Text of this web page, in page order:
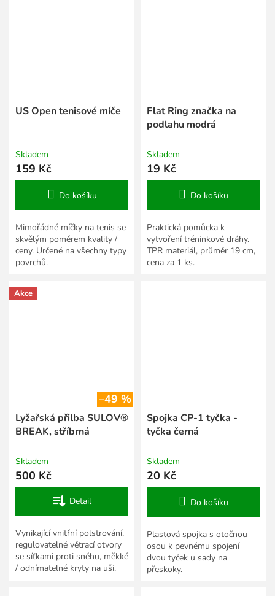
US Open tenisové míče
Skladem
159 Kč
Do košíku
Mimořádné míčky na tenis se
skvělým poměrem kvality /
ceny. Určené na všechny typy
povrchů.
Flat Ring značka na
podlahu modrá
Skladem
19 Kč
Do košíku
Praktická pomůcka k
vytvoření tréninkové dráhy.
TPR materiál, průměr 19 cm,
cena za 1 ks.
Akce
–49 %
Lyžařská přilba SULOV®
BREAK, stříbrná
Skladem
500 Kč
Detail
Vynikající vnitřní polstrování,
regulovatelné větrací otvory
se síťkami proti sněhu, měkké
/ odnímatelné kryty na uši,
Spojka CP-1 tyčka -
tyčka černá
Skladem
20 Kč
Do košíku
Plastová spojka s otočnou
osou k pevnému spojení
dvou tyček u sady na
přeskoky.